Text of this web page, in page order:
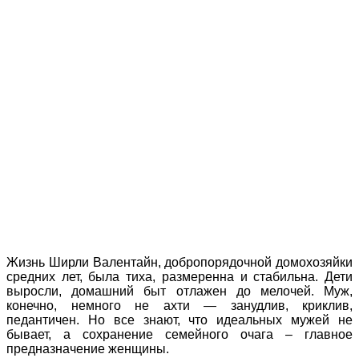
Жизнь Ширли Валентайн, добропорядочной домохозяйки
средних лет, была тиха, размеренна и стабильна. Дети
выросли, домашний быт отлажен до мелочей. Муж,
конечно, немного не ахти — занудлив, криклив,
педантичен. Но все знают, что идеальных мужей не
бывает, а сохранение семейного очага – главное
предназначение женщины.